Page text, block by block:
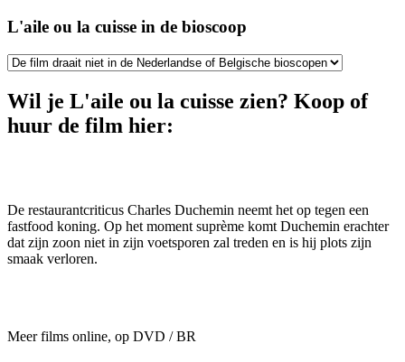
L'aile ou la cuisse in de bioscoop
Wil je L'aile ou la cuisse zien? Koop of
huur de film hier:
De restaurantcriticus Charles Duchemin neemt het op tegen een
fastfood koning. Op het moment suprème komt Duchemin erachter
dat zijn zoon niet in zijn voetsporen zal treden en is hij plots zijn
smaak verloren.
Meer films online, op DVD / BR